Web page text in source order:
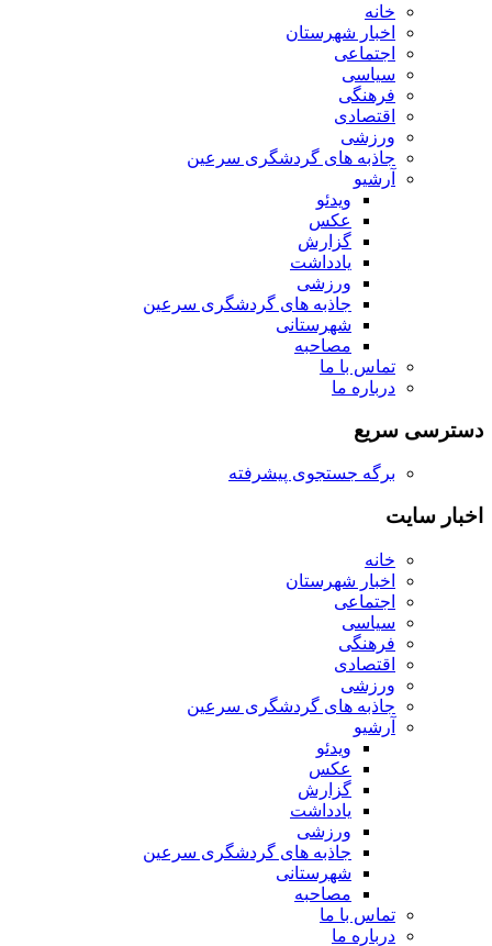
خانه
اخبار شهرستان
اجتماعی
سیاسی
فرهنگی
اقتصادی
ورزشی
جاذبه های گردشگری سرعین
آرشیو
ویدئو
عکس
گزارش
یادداشت
ورزشی
جاذبه های گردشگری سرعین
شهرستانی
مصاحبه
تماس با ما
درباره ما
دسترسی سریع
برگه جستجوی پیشرفته
اخبار سایت
خانه
اخبار شهرستان
اجتماعی
سیاسی
فرهنگی
اقتصادی
ورزشی
جاذبه های گردشگری سرعین
آرشیو
ویدئو
عکس
گزارش
یادداشت
ورزشی
جاذبه های گردشگری سرعین
شهرستانی
مصاحبه
تماس با ما
درباره ما